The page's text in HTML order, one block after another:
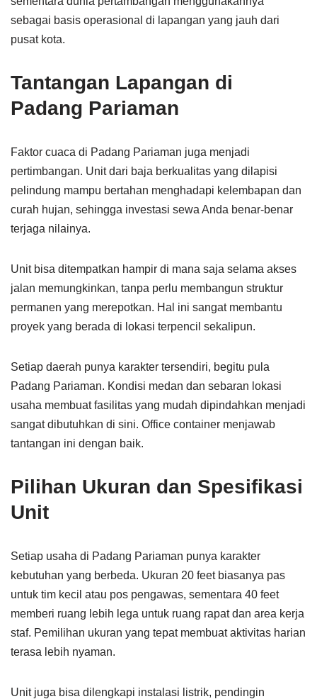
sebagai basis operasional di lapangan yang jauh dari
pusat kota.
Tantangan Lapangan di
Padang Pariaman
Faktor cuaca di Padang Pariaman juga menjadi
pertimbangan. Unit dari baja berkualitas yang dilapisi
pelindung mampu bertahan menghadapi kelembapan dan
curah hujan, sehingga investasi sewa Anda benar-benar
terjaga nilainya.
Unit bisa ditempatkan hampir di mana saja selama akses
jalan memungkinkan, tanpa perlu membangun struktur
permanen yang merepotkan. Hal ini sangat membantu
proyek yang berada di lokasi terpencil sekalipun.
Setiap daerah punya karakter tersendiri, begitu pula
Padang Pariaman. Kondisi medan dan sebaran lokasi
usaha membuat fasilitas yang mudah dipindahkan menjadi
sangat dibutuhkan di sini. Office container menjawab
tantangan ini dengan baik.
Pilihan Ukuran dan Spesifikasi
Unit
Setiap usaha di Padang Pariaman punya karakter
kebutuhan yang berbeda. Ukuran 20 feet biasanya pas
untuk tim kecil atau pos pengawas, sementara 40 feet
memberi ruang lebih lega untuk ruang rapat dan area kerja
staf. Pemilihan ukuran yang tepat membuat aktivitas harian
terasa lebih nyaman.
Unit juga bisa dilengkapi instalasi listrik, pendingin